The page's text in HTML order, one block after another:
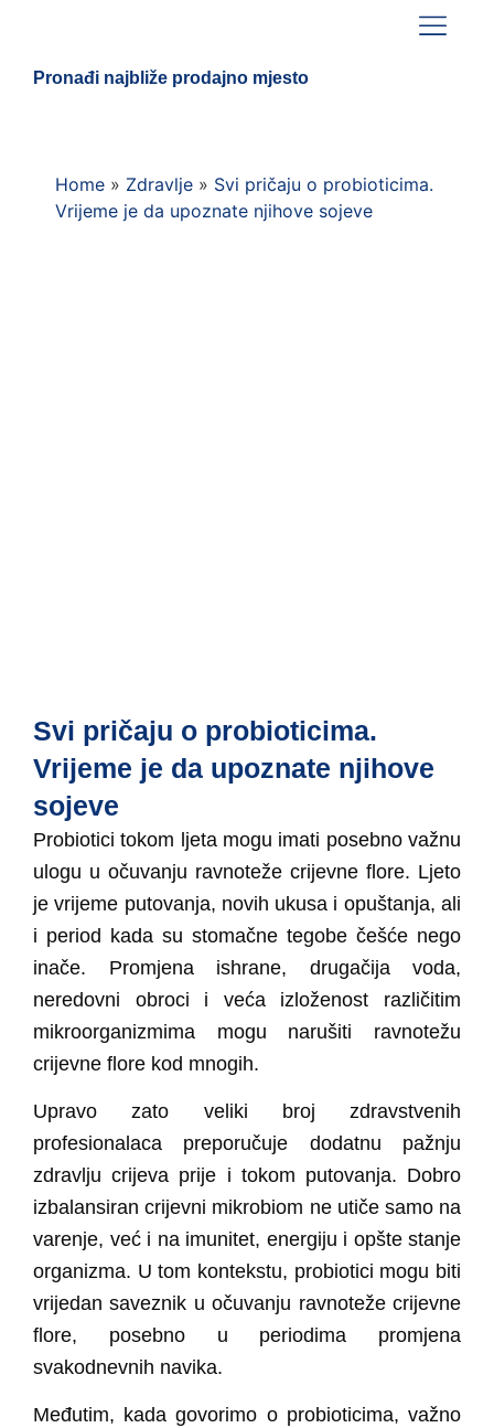
Pronađi najbliže prodajno mjesto
Home » Zdravlje » Svi pričaju o probioticima.
Vrijeme je da upoznate njihove sojeve
Svi pričaju o probioticima.
Vrijeme je da upoznate njihove
sojeve
Probiotici tokom ljeta mogu imati posebno važnu
ulogu u očuvanju ravnoteže crijevne flore. Ljeto
je vrijeme putovanja, novih ukusa i opuštanja, ali
i period kada su stomačne tegobe češće nego
inače. Promjena ishrane, drugačija voda,
neredovni obroci i veća izloženost različitim
mikroorganizmima mogu narušiti ravnotežu
crijevne flore kod mnogih.
Upravo zato veliki broj zdravstvenih
profesionalaca preporučuje dodatnu pažnju
zdravlju crijeva prije i tokom putovanja. Dobro
izbalansiran crijevni mikrobiom ne utiče samo na
varenje, već i na imunitet, energiju i opšte stanje
organizma. U tom kontekstu, probiotici mogu biti
vrijedan saveznik u očuvanju ravnoteže crijevne
flore, posebno u periodima promjena
svakodnevnih navika.
Međutim, kada govorimo o probioticima, važno